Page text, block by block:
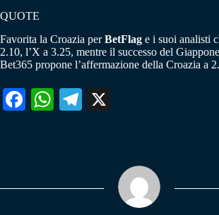
QUOTE
Favorita la Croazia perBetFlag e i suoi analisti
2.10, l’X a 3.25, mentre il successo del
Bet365 propone l’affermazione della Croazia a 2.
Fa W
pp
Te
m